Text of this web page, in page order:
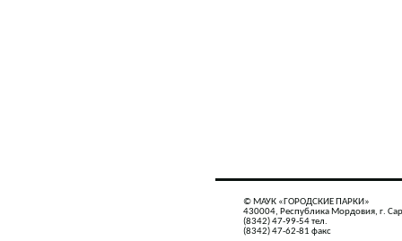
© МАУК «ГОРОДСКИЕ ПАРКИ»
430004, Республика Мордовия, г.
(8342) 47-99-54 тел.
(8342) 47-62-81 факс